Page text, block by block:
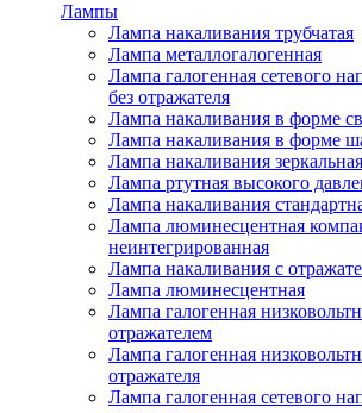
Лампы
Лампа накаливания трубчатая
Лампа металлогалогенная
Лампа галогенная сетевого
без отражателя
Лампа накаливания в форме
Лампа накаливания в форме
Лампа накаливания зеркальная
Лампа ртутная высокого
Лампа накаливания
Лампа люминесцентная
неинтегрированная
Лампа накаливания с
Лампа люминесцентная
Лампа галогенная
отражателем
Лампа галогенная
отражателя
Лампа галогенная сетевого